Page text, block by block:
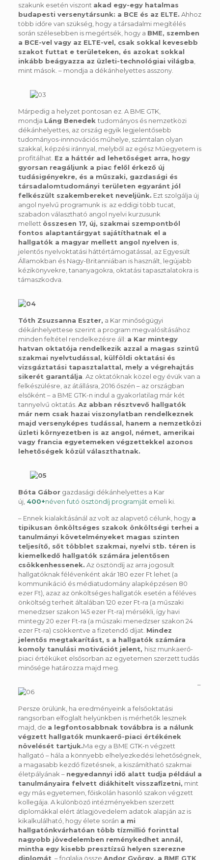
szakunk esetén viszont akad egy-egy hatalmas
budapesti versenytársunk: a BCE és az ELTE. Ahhoz
több időre van szükség, hogy a társadalmi megítélés
során szélesebben is megértsék, hogy a BME, szemben
a BCE-vel vagy az ELTE-vel, csak sokkal kevesebb
szakot futtat e területeken, és azokat sokkal
inkább beágyazza az üzleti-technológiai világba
mint mások. – mondja a dékánhelyettes asszony.
Márpedig a helyzet pontosan ez. A BME GTK,
mondja Láng Benedektudományos és nemzetközi
dékánhelyettes, az ország egyik legjelentősebb
tudományos-innnovációs műhelye, számtalan olyan
szakkal, képzési iránnyal, melyből az egész Műegyetem is
profitálhat. Ez a háttér ad lehetőséget arra, hogy
gyorsan reagáljunk a piac felől érkező új
tudásigényekre, és a műszaki, gazdasági és
társadalomtudományi területen egyaránt jól
felkészült szakembereket neveljünk. Ezt szolgálja új
angol nyelvű programunk is: az eddigi több tucat,
szabadon választható angol nyelvi kurzusunk
mellett összesen 17, új, szakmai szempontból
fontos alaptantárgyat sajátíthatnak el a
hallgatók a magyar mellett angol nyelven is
jelentős nyelvoktatási háttértámogatással, az Egyesült
Államokban és Nagy-Britanniában is használt, legújabb
kézikönyvekre, tananyagokra, oktatási tapasztalatokra is
támaszkodva.
Tóth Zsuzsanna Eszter, a Kar minőségügyi
dékánhelyettese szerint a program megvalósításához
minden feltétel rendelkezésre áll: a Kar mintegy
hatvan oktatója rendelkezik azzal a magas szintű
szakmai nyelvtudással, külföldi oktatási és
vizsgáztatási tapasztalattal, mely a végrehajtás
sikerét garantálja . Az oktatóknak közel egy évük van a
felkészülésre, az átállásra, 2016 őszén – az országban
elsőként – a BME GTK-n indul a gyakorlatilag már két
tannyelvű oktatás. Az abban résztvevő hallgatók
már nem csak hazai viszonylatban rendelkeznek
majd versenyképes tudással, hanem a nemzetközi
üzleti környezetben is az angol, német, amerikai
vagy francia egyetemeken végzettekkel azonos
lehetőségek közül választhatnak.
Bóta Gáborgazdasági dékánhelyettes a Kar
új, 400+néven futó ösztöndíj programját emeli ki.
– Ennek kialakításánál az volt az alapvető célunk, hogy a
tipikusan önköltséges szakok önköltségi terhei a
tanulmányi követelményeket magas szinten
teljesítő, sőt többlet szakmai, nyelvi stb. téren is
kiemelkedő hallgatók számára jelentősen
csökkenhessenek. Az ösztöndíj az arra jogosult
hallgatóknak félévenként akár 180 ezer Ft lehet (a
kommunikáció és médiatudomány alapképzésen 80
ezer Ft), azaz az önköltséges hallgatók esetén a féléves
önköltség terheit általában 120 ezer Ft-ra (a műszaki
menedzser szakon 145 ezer Ft-ra) mérsékli, így havi
mintegy 20 ezer Ft-ra (a műszaki menedzser szakon 24
ezer Ft-ra) csökkentve a fizetendő díjat. Mindez
jelentős megtakarítást, s a hallgatók számára
komolytanulási motivációt jelent, hisz munkaerő-
piaci értéküket elsősorban az egyetemen szerzett tudás
minősége határozza majd meg.
–
Persze örülünk, ha eredményeink a felsőoktatási
rangsorban elfoglalt helyünkben is mérhetők lesznek
majd, de a legfontosabbnak továbbra is a nálunk
végzett hallgatók munkaerő-piaci értékének
növelését tartjuk.Ma egy a BME GTK-n végzett
hallgató – hála a könnyebb elhelyezkedési lehetőségnek,
a magasabb kezdő fizetésnek, a kiszámítható szakmai
életpályának – negyedannyi idő alatt tudja például a
tanulmányaira felvett diákhitelt visszafizetni, mint
egy más egyetemen, főiskolán hasonló szakon végzett
kollegája. A különböző intézményekben szerzett
diplomákkal elért átlagjövedelem adatok alapján az is
kikalkulálható, hogy élete során a mi
hallgatónkvárhatóan több tízmillió forinttal
nagyobb jövedelemben reménykedhet annál,
mintha egy kisebb presztízsű helyen szerezne
diplomát . – foglalja össze Andor György, a BME GTK